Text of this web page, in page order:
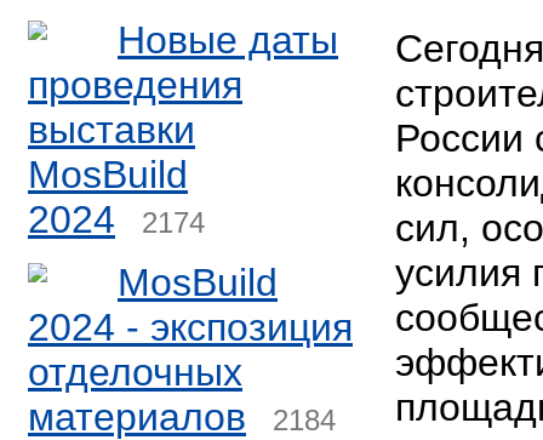
Новые даты
проведения
выставки
MosBuild
2024
2174
MosBuild
2024 - экспозиция
отделочных
материалов
2184
России
сил,
усилия